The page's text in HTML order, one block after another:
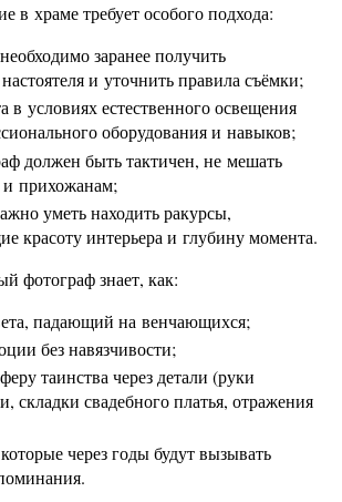
в храме требует особого подхода:
заранее получить
и уточнить правила съёмки;
в условиях естественного освещения
оборудования и навыков;
должен быть тактичен, не мешать
прихожанам;
уметь находить ракурсы,
красоту интерьера и глубину момента.
фотограф знает, как:
падающий на венчающихся;
без навязчивости;
таинства через детали (руки
складки свадебного платья, отражения
через годы будут вызывать